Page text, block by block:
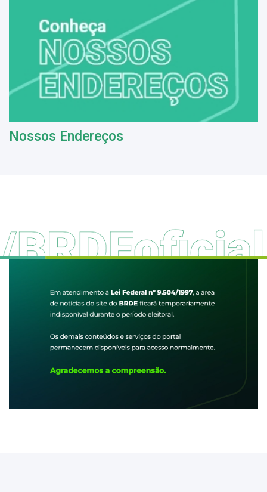
Nossos Endereços